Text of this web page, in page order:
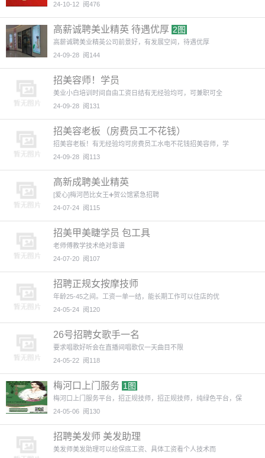
24-10-12 阅476
高薪诚聘美业精英 待遇优厚 2图
高薪诚聘美业精英公司前景好，有发展空间，待遇优厚
24-09-28 阅144
招美容师！学员
美业小白培训时间自由工资日结有无经验均可，可兼职可全
24-09-28 阅131
招美容老板（房费员工不花钱）
招美容老板！有无经验均可房费员工水电不花钱招美容师，学
24-09-28 阅113
高新成聘美业精英
[爱心]梅河芭比女王➕贺公馆紧急招聘
24-07-24 阅115
招美甲美睫学员 包工具
老师傅教学技术绝对靠谱
24-07-20 阅107
招聘正规女按摩技师
年龄25-45之间。工资一单一结，能长期工作可以住店的优
24-05-24 阅120
26号招聘女歌手一名
要求唱歌好听会在直播间唱歌仅一天曲目不限
24-05-22 阅118
梅河口上门服务 1图
梅河口上门服务平台，招正规技师，招正规技师，纯绿色平台，保
24-05-06 阅130
招聘美发师 美发助理
美发师美发助理可以给保底工资、具体工资看个人技术而